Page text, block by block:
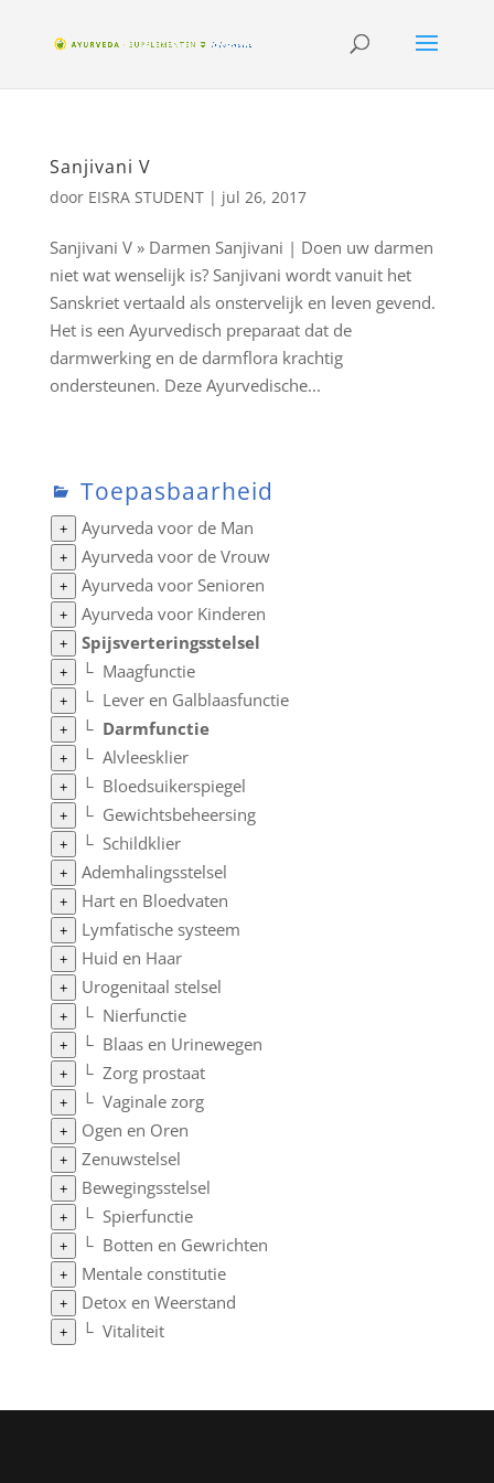
Sanjivani V
door EISRA STUDENT| jul 26, 2017
Sanjivani V » Darmen Sanjivani | Doen uw darmen
niet wat wenselijk is? Sanjivani wordt vanuit het
Sanskriet vertaald als onstervelijk en leven gevend.
Het is een Ayurvedisch preparaat dat de
darmwerking en de darmflora krachtig
ondersteunen. Deze Ayurvedische...
Toepasbaarheid
+ Ayurveda voor de Man
+ Ayurveda voor de Vrouw
+ Ayurveda voor Senioren
+ Ayurveda voor Kinderen
+ Spijsverteringsstelsel
+ └ Maagfunctie
+ └ Lever en Galblaasfunctie
+ └ Darmfunctie
+ └ Alvleesklier
+ └ Bloedsuikerspiegel
+ └ Gewichtsbeheersing
+ └ Schildklier
+ Ademhalingsstelsel
+ Hart en Bloedvaten
+ Lymfatische systeem
+ Huid en Haar
+ Urogenitaal stelsel
+ └ Nierfunctie
+ └ Blaas en Urinewegen
+ └ Zorg prostaat
+ └ Vaginale zorg
+ Ogen en Oren
+ Zenuwstelsel
+ Bewegingsstelsel
+ └ Spierfunctie
+ └ Botten en Gewrichten
+ Mentale constitutie
+ Detox en Weerstand
+ └ Vitaliteit